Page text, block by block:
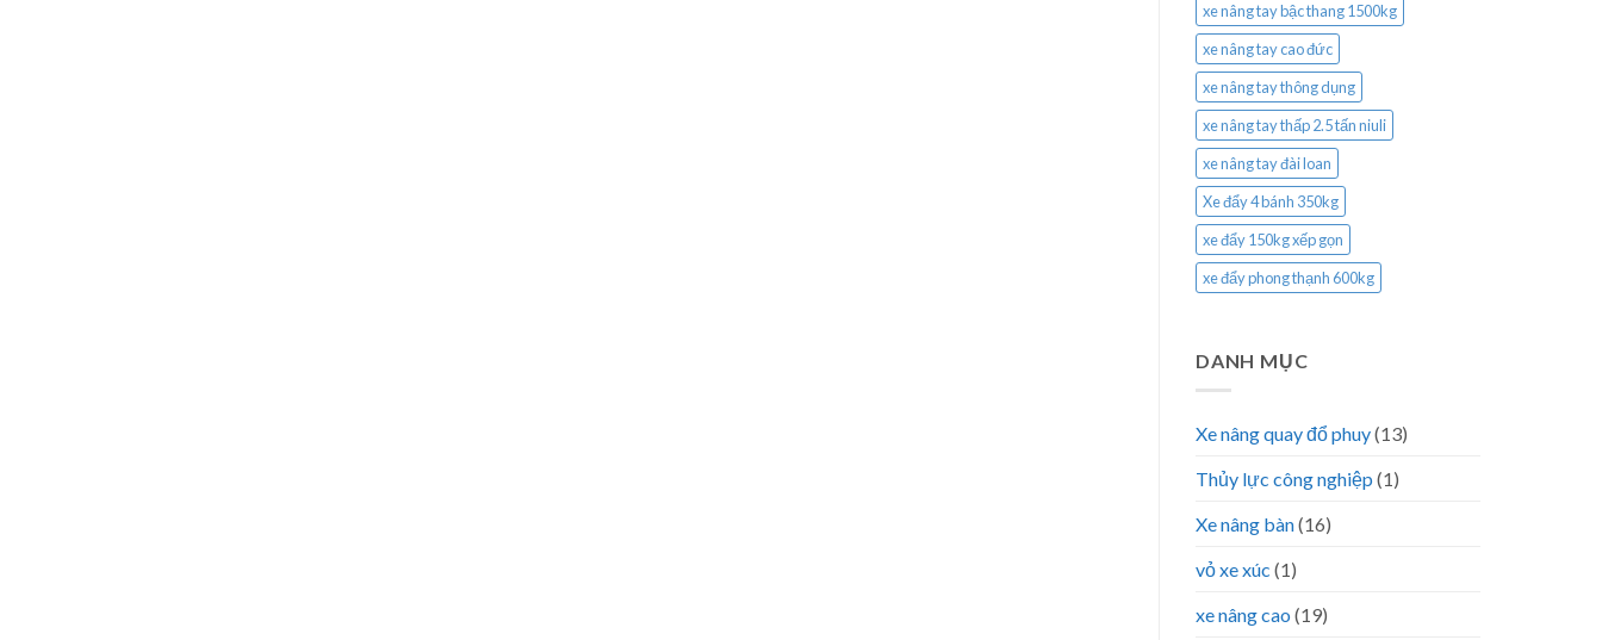
xe nâng tay bậc thang 1500kg
xe nâng tay cao đức
xe nâng tay thông dụng
xe nâng tay thấp 2.5 tấn niuli
xe nâng tay đài loan
Xe đẩy 4 bánh 350kg
xe đẩy 150kg xếp gọn
xe đẩy phong thạnh 600kg
DANH MỤC
Xe nâng quay đổ phuy(13)
Thủy lực công nghiệp (1)
Xe nâng bàn(16)
vỏ xe xúc (1)
xe nâng cao (19)